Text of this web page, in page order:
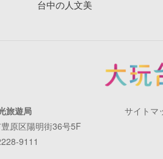
台中の人文美
旅遊局
原区陽明街36号5F
9111
サイトマ